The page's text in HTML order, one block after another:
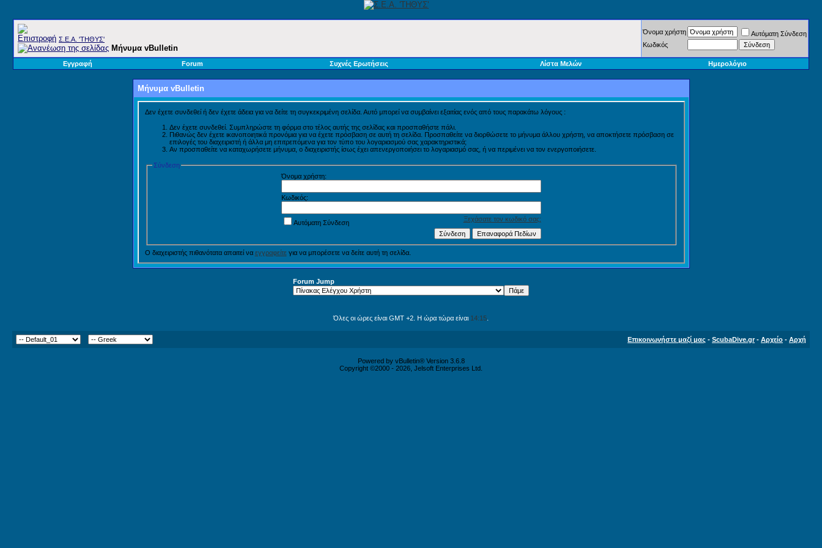
Σ.E.A. 'ΤΗΘΥΣ'
Μήνυμα vBulletin
Όνομα χρήστη
Αυτόματη Σύνδεση
Κωδικός
Εγγραφή Forum Συχνές Ερωτήσεις Λίστα Μελών Ημερολόγιο
Μήνυμα vBulletin
Δεν έχετε συνδεθεί ή δεν έχετε άδεια για να δείτε τη συγκεκριμένη σελίδα. Αυτό μπορεί να συμβαίνει εξαιτίας ενός από τους παρακάτω λόγους :
Δεν έχετε συνδεθεί. Συμπληρώστε τη φόρμα στο τέλος αυτής της σελίδας και προσπαθήστε πάλι.
Πιθανώς δεν έχετε ικανοποιητικά προνόμια για να έχετε πρόσβαση σε αυτή τη σελίδα. Προσπαθείτε να διορθώσετε το μήνυμα άλλου χρήστη, να αποκτήσετε πρόσβαση σε
επιλογές του διαχειριστή ή άλλα μη επιτρεπόμενα για τον τύπο του λογαριασμού σας χαρακτηριστικά;
Αν προσπαθείτε να καταχωρήσετε μήνυμα, ο διαχειριστής ίσως έχει απενεργοποιήσει το λογαριασμό σας, ή να περιμένει να τον ενεργοποιήσετε.
Σύνδεση
Όνομα χρήστη:
Κωδικός:
Ξεχάσατε τον κωδικό σας;
Αυτόματη Σύνδεση
Ο διαχειριστής πιθανότατα απαιτεί να εγγραφείτεγια να μπορέσετε να δείτε αυτή τη σελίδα.
Forum Jump
Όλες οι ώρες είναι GMT +2. Η ώρα τώρα είναι 14:15
Επικοινωνήστε μαζί μας - ScubaDive.gr- Αρχείο - Αρχή
Powered by vBulletin® Version 3.6.8
Copyright ©2000 - 2026, Jelsoft Enterprises Ltd.